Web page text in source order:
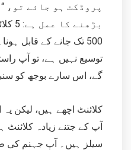
پروڈکٹ ہو جائے تو،
500 تک جانے کے قابل
توسیع نہیں ہے، تو آپ
گے، اس سارے بوجھ کو
کلائنٹ اچھے ہیں، لیکن
آپ کے جتنے زیادہ کلائنٹ